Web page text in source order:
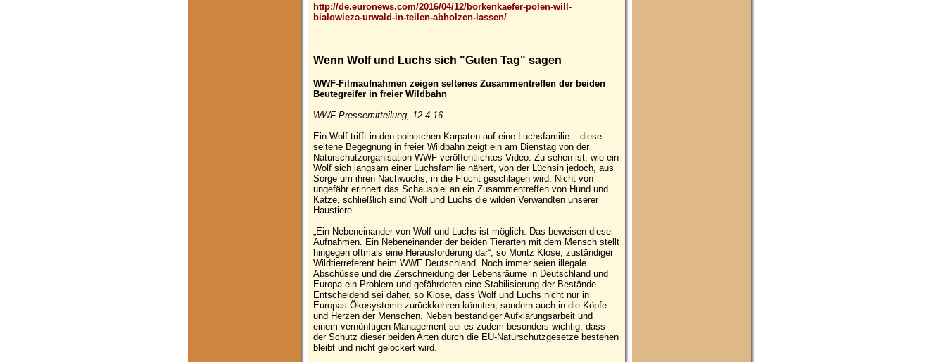
http://de.euronews.com/2016/04/12/borkenkaefer-polen-will-
bialowieza-urwald-in-teilen-abholzen-lassen/
Wenn Wolf und Luchs sich "Guten Tag" sagen
WWF-Filmaufnahmen zeigen seltenes Zusammentreffen der beiden
Beutegreifer in freier Wildbahn
WWF Pressemitteilung, 12.4.16
Ein Wolf trifft in den polnischen Karpaten auf eine Luchsfamilie – diese
seltene Begegnung in freier Wildbahn zeigt ein am Dienstag von der
Naturschutzorganisation WWF veröffentlichtes Video. Zu sehen ist, wie ein
Wolf sich langsam einer Luchsfamilie nähert, von der Lüchsin jedoch, aus
Sorge um ihren Nachwuchs, in die Flucht geschlagen wird. Nicht von
ungefähr erinnert das Schauspiel an ein Zusammentreffen von Hund und
Katze, schließlich sind Wolf und Luchs die wilden Verwandten unserer
Haustiere.
„Ein Nebeneinander von Wolf und Luchs ist möglich. Das beweisen diese
Aufnahmen. Ein Nebeneinander der beiden Tierarten mit dem Mensch stellt
hingegen oftmals eine Herausforderung dar“, so Moritz Klose, zuständiger
Wildtierreferent beim WWF Deutschland. Noch immer seien illegale
Abschüsse und die Zerschneidung der Lebensräume in Deutschland und
Europa ein Problem und gefährdeten eine Stabilisierung der Bestände.
Entscheidend sei daher, so Klose, dass Wolf und Luchs nicht nur in
Europas Ökosysteme zurückkehren könnten, sondern auch in die Köpfe
und Herzen der Menschen. Neben beständiger Aufklärungsarbeit und
einem vernünftigen Management sei es zudem besonders wichtig, dass
der Schutz dieser beiden Arten durch die EU-Naturschutzgesetze bestehen
bleibt und nicht gelockert wird.